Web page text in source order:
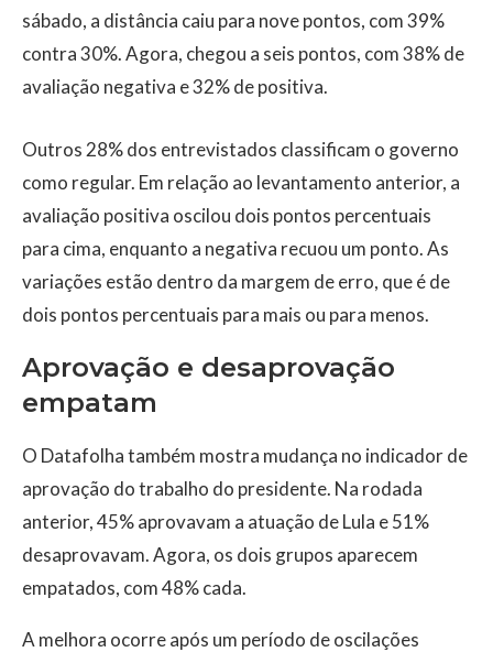
sábado, a distância caiu para nove pontos, com 39%
contra 30%. Agora, chegou a seis pontos, com 38% de
avaliação negativa e 32% de positiva.
Outros 28% dos entrevistados classificam o governo
como regular. Em relação ao levantamento anterior, a
avaliação positiva oscilou dois pontos percentuais
para cima, enquanto a negativa recuou um ponto. As
variações estão dentro da margem de erro, que é de
dois pontos percentuais para mais ou para menos.
Aprovação e desaprovação
empatam
O Datafolha também mostra mudança no indicador de
aprovação do trabalho do presidente. Na rodada
anterior, 45% aprovavam a atuação de Lula e 51%
desaprovavam. Agora, os dois grupos aparecem
empatados, com 48% cada.
A melhora ocorre após um período de oscilações